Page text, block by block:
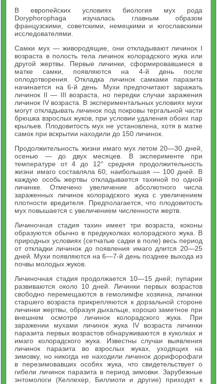
В европейских условиях биология мух рода
Doryphorophaga изучалась главным образом
французскими, советскими, немецкими и югославскими
исследователями.
Самки мух — живородящие, они откладывают личинок I
возраста в полость тела личинок колорадского жука или
другой жертвы. Первые личинки, сформировавшиеся в
матке самки, появляются на 4-й день после
оплодотворения. Откладка личинок самками паразита
начинается на 6-й день. Мухи предпочитают заражать
личинок II — III возраста, но передки случаи заражения
личинок IV возраста. В экспериментальных условиях мухи
могут откладывать личинок под покровы тергальной части
брюшка взрослых жуков, при условии удаления обоих пар
крыльев. Плодовитость мух не установлена, хотя в матке
самок при вскрытии находили до 150 личинок.
Продолжительность жизни имаго мух летом 20—30 дней,
осенью — до двух месяцев. В эксперименте при
температуре от 4 до 12° средняя продолжительность
жизни имаго составляла 60, наибольшая — 100 дней. В
каждую особь жертвы откладывается тахиной по одной
личинке. Отмечено увеличение абсолютного числа
зараженных личинок колорадского жука с увеличением
плотности вредителя. Предполагается, что плодовитость
мух повышается с увеличением численности жертв.
Личиночная стадия тахин имеет три возраста, коконы
образуются обычно в предкуколках колорадского жука. В
природных условиях (сетчатые садки в поле) весь период
от откладки личинок до появления имаго длится 20—25
дней. Мухи появляются на 6—7-й день позднее выхода из
почвы молодых жуков.
Личиночная стадия продолжается 10—15 дней; пупарии
развиваются около 10 дней. Личинки первых возрастов
свободно перемещаются в гемолимфе хозяина, личинки
старшего возраста прикрепляются к дорзальной стороне
личинки жертвы, образуя дыхальце, хорошо заметное при
внешнем осмотре личинок колорадского жука. При
заражении мухами личинок жука IV возраста личинки
паразита первых возрастов обнаруживаются в куколках и
имаго колорадского жука. Известны случаи выявления
личинок паразита во взрослых жуках, уходящих на
зимовку, но никогда не находили личинок дорифорофаги
в перезимовавших особях жука, что свидетельствует о
гибели личинок паразита в период зимовки. Зарубежные
энтомологи (Келлехер, Биллиоти и другие) приходят к